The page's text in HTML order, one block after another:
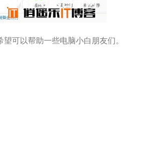
可以帮助一些电脑小白朋友们。